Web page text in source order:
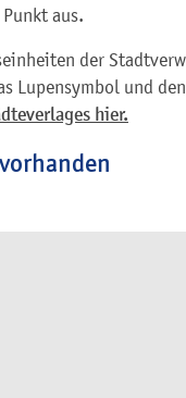
aus.
der
Lupensymbol und den
hier.